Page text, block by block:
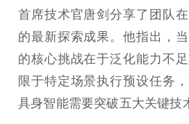
首席技术官唐剑分享了团队
的最新探索成果。他指出，
的核心挑战在于泛化能力不
限于特定场景执行预设任务
具身智能需要突破五大关键技